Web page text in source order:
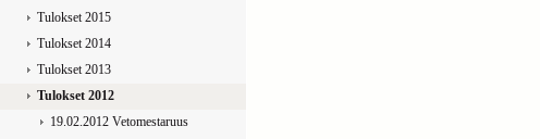
Tulokset 2015
Tulokset 2014
Tulokset 2013
Tulokset 2012
19.02.2012 Vetomestaruus